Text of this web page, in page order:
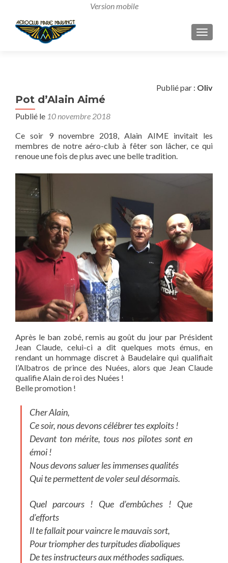
Publié par : Oliv
Pot d’Alain Aimé
Publié le 10 novembre 2018
Ce soir 9 novembre 2018, Alain AIME invitait les
membres de notre aéro-club à fêter son lâcher, ce qui
renoue une fois de plus avec une belle tradition.
Après le ban zobé, remis au goût du jour par Président
Jean Claude, celui-ci a dit quelques mots émus, en
rendant un hommage discret à Baudelaire qui qualifiait
l’Albatros de prince des Nuées, alors que Jean Claude
qualifie Alain de roi des Nuées !
Belle promotion !
Cher Alain,
Ce soir, nous devons célébrer tes exploits !
Devant ton mérite, tous nos pilotes sont en
émoi !
Nous devons saluer les immenses qualités
Qui te permettent de voler seul désormais.
Quel parcours ! Que d’embûches ! Que
d’efforts
Il te fallait pour vaincre le mauvais sort,
Pour triompher des turpitudes diaboliques
De tes instructeurs aux méthodes sadiques.